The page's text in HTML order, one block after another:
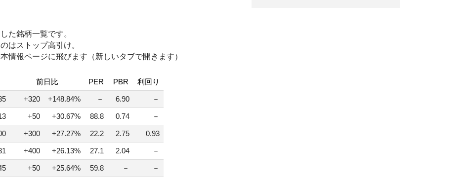
た銘柄一覧です。
はストップ高引け。
情報ページに飛びます（新しいタブで開きます）
前日比 PER PBR 利回り
+320 +148.84% － 6.90 －
+50 +30.67% 88.8 0.74 －
+300 +27.27% 22.2 2.75 0.93
+400 +26.13% 27.1 2.04 －
+50 +25.64% 59.8 － －